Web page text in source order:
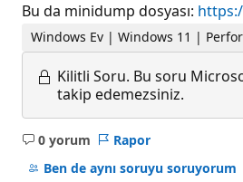
Bu da minidump dosyası:
Windows Ev | Windows 11 |
Kilitli Soru. Bu soru
takip edemezsiniz.
0 yorum
Açıklama
yok
Rapor
Ben de aynı soruyu soruyorum